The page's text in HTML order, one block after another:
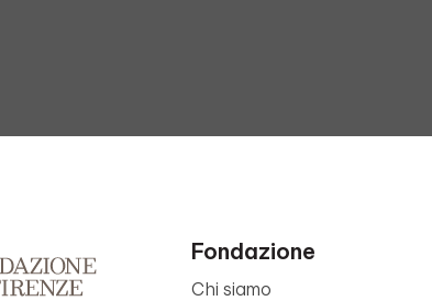
Fondazione
Chi siamo